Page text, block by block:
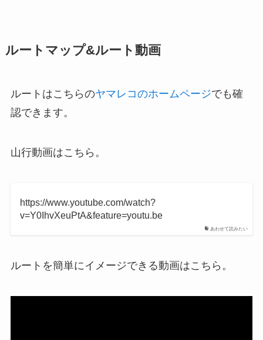
ルートマップ&ルート動画
ルートはこちらのヤマレコのホームページでも確
認できます。
山行動画はこちら。
あわせて読みたい
https://www.youtube.com/watch?
v=Y0IhvXeuPtA&feature=youtu.be
ルートを簡単にイメージできる動画はこちら。